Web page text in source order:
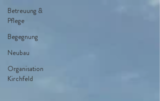
Betreuung &
Pflege
Begegnung
Neubau
Organisation
Kirchfeld